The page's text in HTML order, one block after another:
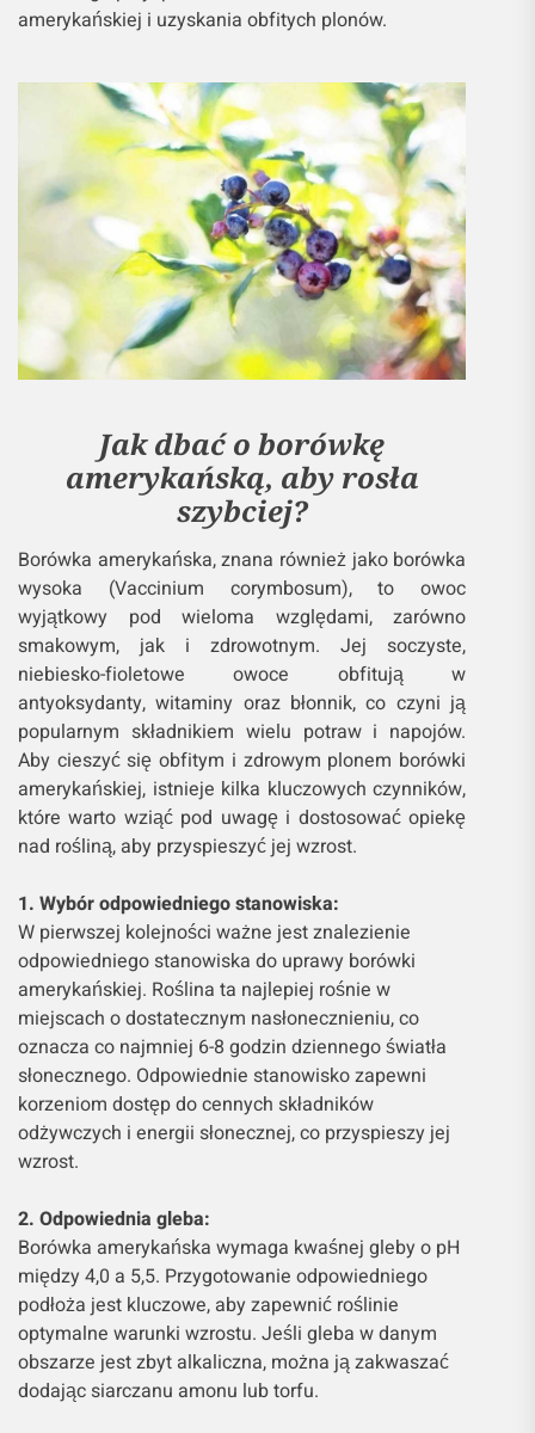
amerykańskiej i uzyskania obfitych plonów.
Jak dbać o borówkę
amerykańską, aby rosła
szybciej?
Borówka amerykańska, znana również jako borówka
wysoka (Vaccinium corymbosum), to owoc
wyjątkowy pod wieloma względami, zarówno
smakowym, jak i zdrowotnym. Jej soczyste,
niebiesko-fioletowe owoce obfitują w
antyoksydanty, witaminy oraz błonnik, co czyni ją
popularnym składnikiem wielu potraw i napojów.
Aby cieszyć się obfitym i zdrowym plonem borówki
amerykańskiej, istnieje kilka kluczowych czynników,
które warto wziąć pod uwagę i dostosować opiekę
nad rośliną, aby przyspieszyć jej wzrost.
1. Wybór odpowiedniego stanowiska:
W pierwszej kolejności ważne jest znalezienie
odpowiedniego stanowiska do uprawy borówki
amerykańskiej. Roślina ta najlepiej rośnie w
miejscach o dostatecznym nasłonecznieniu, co
oznacza co najmniej 6-8 godzin dziennego światła
słonecznego. Odpowiednie stanowisko zapewni
korzeniom dostęp do cennych składników
odżywczych i energii słonecznej, co przyspieszy jej
wzrost.
2. Odpowiednia gleba:
Borówka amerykańska wymaga kwaśnej gleby o pH
między 4,0 a 5,5. Przygotowanie odpowiedniego
podłoża jest kluczowe, aby zapewnić roślinie
optymalne warunki wzrostu. Jeśli gleba w danym
obszarze jest zbyt alkaliczna, można ją zakwaszać
dodając siarczanu amonu lub torfu.